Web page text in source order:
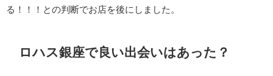
る！！！との判断でお店を後にしました。
ロハス銀座で良い出会いはあった？